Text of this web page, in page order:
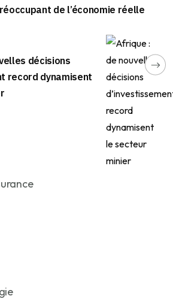
de l’économie réelle
décisions
record dynamisent